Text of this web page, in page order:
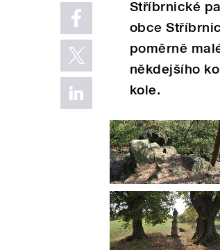
Stříbrnické
obce
poměrně
někdejšího
kole.